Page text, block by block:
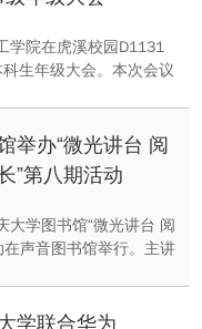
、甘泉等出席。典礼由
学院在虎溪校园D1131
生年级大会。本次会议
举办“微光讲台 阅
”第八期活动
大学图书馆“微光讲台 阅
在声音图书馆举行。主讲
索、试错与蜕变的真诚
学联合华为